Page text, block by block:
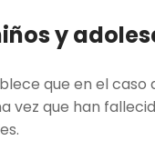
y
que en el
vez que han